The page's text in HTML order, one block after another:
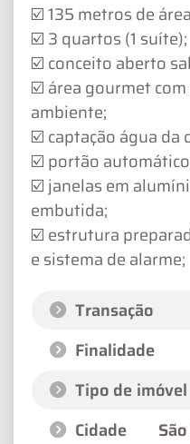
☑️ 135 metros de
☑️ 3 quartos (1 suíte);
☑️ conceito aberto
☑️ área gourmet
ambiente;
☑️ captação água da
☑️ portão
☑️ janelas em
embutida;
☑️ estrutura
e sistema de alarme;
Transação
Finalidade
Tipo de imóvel
Cidade